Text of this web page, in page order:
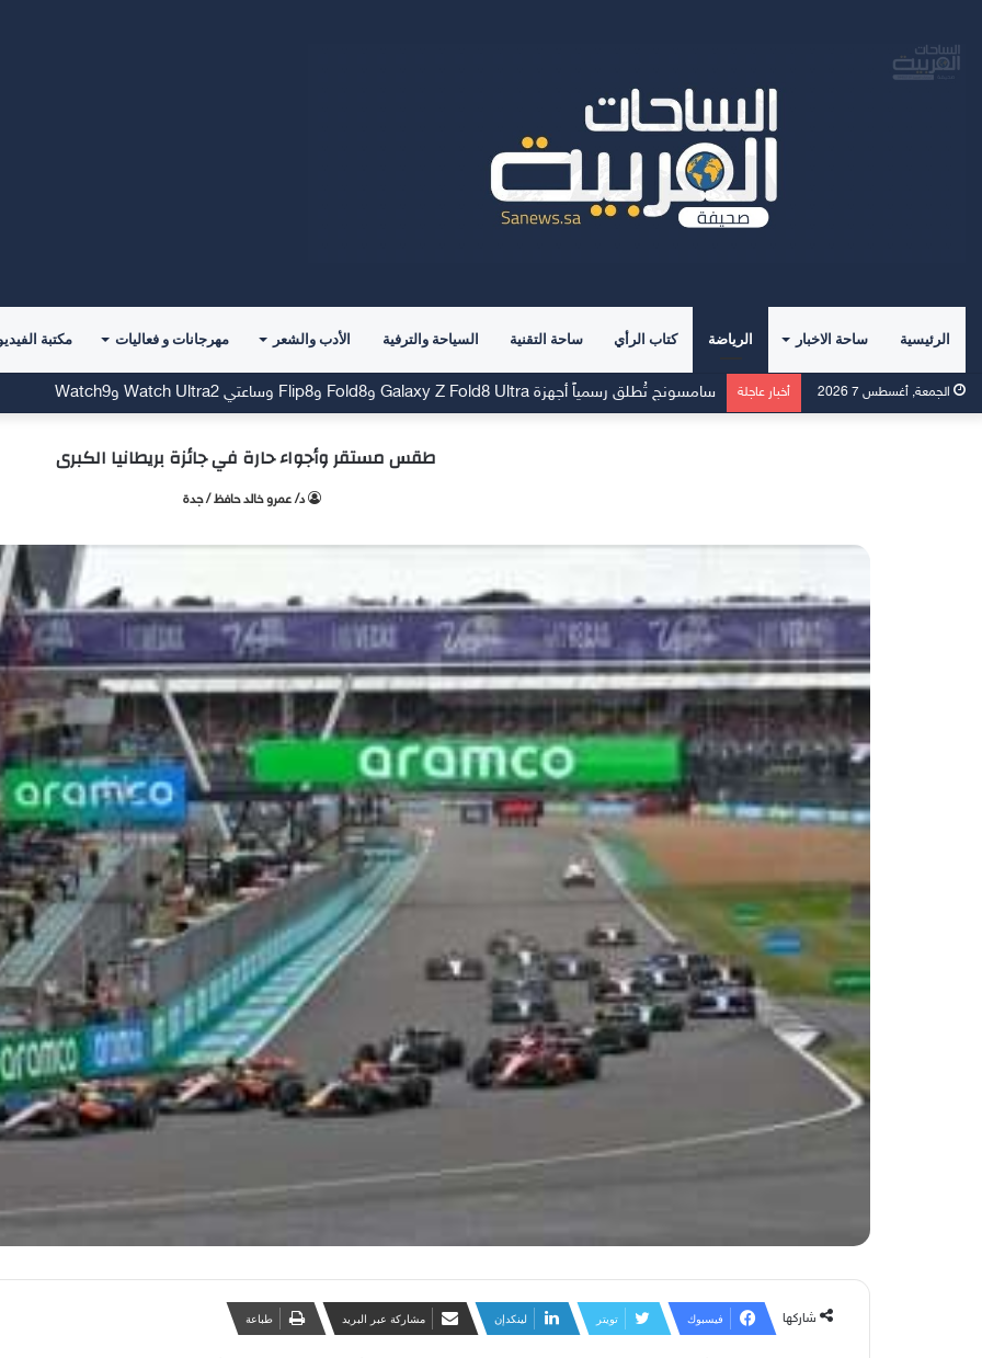
الرئيسية ساحة الاخبار الرياضة كتاب الرأي ساحة التقنية السياحة والترفية الأدب والشعر مهرجانات و فعاليات مكتبة
الجمعة, أغسطس 7 2026 أخبار عاجلة وسط إقبالٍ غير مسبوق، جهاز Galaxy Z Fold8 من سامسونج يحطم الأرقام القياسية للطلبات المسبقة
طقس مستقر وأجواء حارة في جائزة بريطانيا الكبرى
د/ عمرو خالد حافظ / جدة
شاركها فيسبوك تويتر لينكدإن مشاركة عبر البريد طباعة